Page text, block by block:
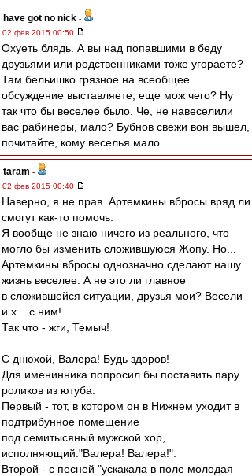
have got no nick -
02 фев 2015 00:50
Охуеть блядь. А вы над попавшими в беду
друзьями или родственниками тоже угораете?
Там бельишко грязное на всеобщее
обсуждение выставляете, еще мож чего? Ну
так что бы веселее было. Че, не навеселили
вас рабинеры, мало? Бубнов свежи вон вышел,
почитайте, кому веселья мало.
taram -
02 фев 2015 00:40
Наверно, я не прав. Артемкины вбросы вряд ли
смогут как-то помочь.
Я вообще не знаю ничего из реального, что
могло бы изменить сложившуюся Жопу. Но...
Артемкины вбросы однозначно сделают нашу
жизнь веселее. А не это ли главное
в сложившейся ситуации, друзья мои? Весели
и х... с ним!
Так что - жги, Темыч!
С днюхой, Валера! Будь здоров!
Для именинника попросил бы поставить пару
роликов из ютуба.
Первый - тот, в котором он в Нижнем уходит в
подтрибунное помещение
под семитысяный мужской хор,
исполняющий:"Валера! Валера!".
Второй - с песней "ускакала в поле молодая